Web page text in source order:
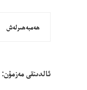
ھەمبەھىرلەش
ئالدىنقى مەزمۇن: